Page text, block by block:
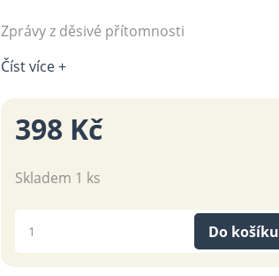
Zprávy z děsivé přítomnosti
Číst více +
398 Kč
Skladem 1 ks
Do košíku